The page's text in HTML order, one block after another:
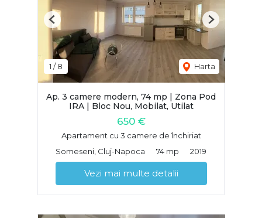
1 /8 Harta
Previous Next
Ap. 3 camere modern, 74 mp | Zona Pod
IRA | Bloc Nou, Mobilat, Utilat
650 €
Apartament cu 3 camere de închiriat
Someseni, Cluj-Napoca
74 mp 2019
Vezi mai multe detalii